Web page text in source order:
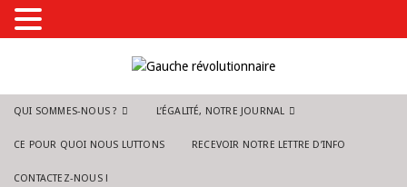
QUI SOMMES-NOUS ? L’ÉGALITÉ, NOTRE JOURNAL
CE POUR QUOI NOUS LUTTONS RECEVOIR NOTRE LETTRE D’INFO
CONTACTEZ-NOUS !